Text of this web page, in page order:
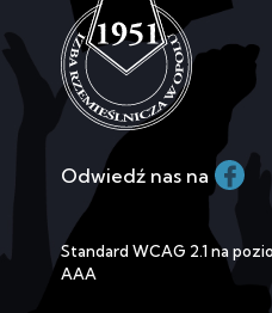
Odwiedź nas na
Standard WCAG 2.1 na
AAA